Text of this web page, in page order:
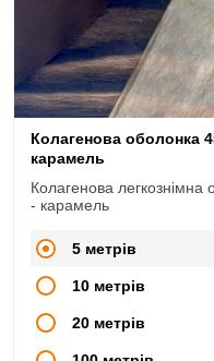
Колагенова оболонка
карамель
Колагенова
- карамель
5 метрів
10 метрів
20 метрів